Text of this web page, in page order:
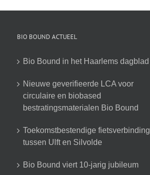
BIO BOUND ACTUEEL
Bio Bound in het Haarlems dagblad
Nieuwe geverifieerde LCA voor
circulaire en biobased
bestratingsmaterialen Bio Bound
Toekomstbestendige fietsverbinding
tussen Ulft en Silvolde
Bio Bound viert 10-jarig jubileum